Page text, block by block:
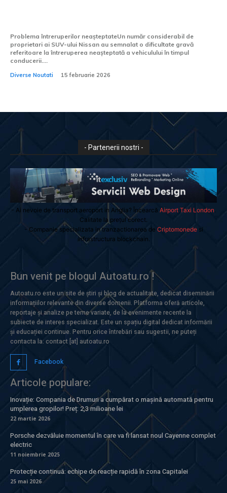
Problema întreruperilor neașteptateUn număr considerabil de
proprietari ai SUV-ului Nissan au semnalat o dificultate gravă
referitoare la întreruperea neașteptată a vehiculului în timpul
conducerii....
Diverse Noutati 15 februarie 2026
- Partenerii nostri -
- Ai nevoie de transport aeroport in Anglia? Încearcă Airport Taxi London
Calitate la prețul corect.
- Companie specializata in tranzactionarea de Criptomonedesi
infrastructura blockchain.
Bun venit pe blogul Autoatu.ro !
Autoatu.ro este un site de știri și blog de actualitate, dedicat diseminării
informațiilor relevante din diverse domenii. Platforma oferă articole,
reportaje și analize pe teme variate, de la evenimente recente la
subiecte de interes specializat. Este un spațiu digital dedicat informării
și educației continue. Pentru orice întrebări sau sugestii, ne puteți
contacta la: contact [at] autoatu.ro
Facebook
Articole populare:
Inovație: Compania de Drumuri a cumpărat o mașină automată pentru
umplerea gropilor! Preț: 2,3 milioane lei
22 martie 2026
Porsche dezvăluie momentul în care va fi lansat noul Cayenne complet
electric
11 noiembrie 2025
Protecție continuă: echipe de reacție rapidă în zona Capitalei
25 mai 2026